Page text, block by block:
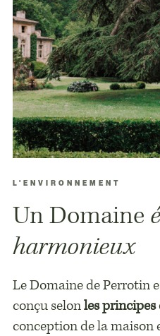
L'ENVIRONNEMENT
Un Domaine
harmonieux
Le Domaine de Perrotin
conçu selonles principes
conception de la maison